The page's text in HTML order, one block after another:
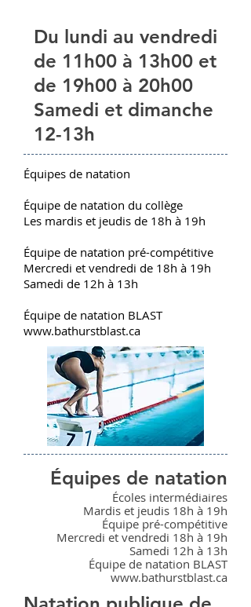
Du lundi au vendredi
de 11h00 à 13h00 et
de 19h00 à 20h00
Samedi et dimanche
12-13h
Équipes de natation
Équipe de natation du collège
Les mardis et jeudis de 18h à 19h
Équipe de natation pré-compétitive
Mercredi et vendredi de 18h à 19h
Samedi de 12h à 13h
Équipe de natation BLAST
www.bathurstblast.ca
Équipes de natation
Écoles intermédiaires
Mardis et jeudis 18h à 19h
Équipe pré-compétitive
Mercredi et vendredi 18h à 19h
Samedi 12h à 13h
Équipe de natation BLAST
www.bathurstblast.ca